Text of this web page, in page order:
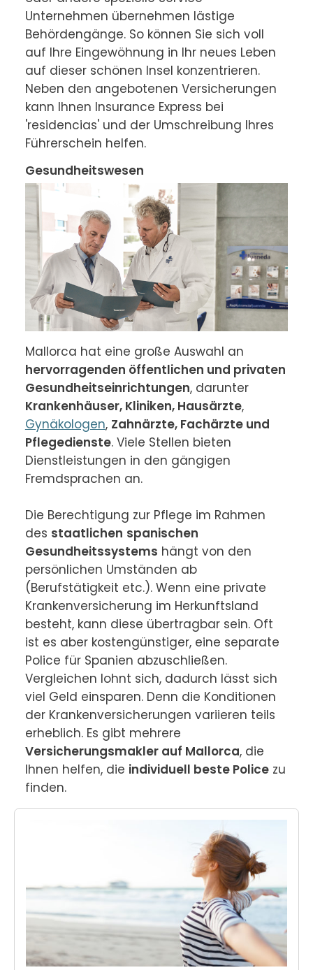
Unternehmen übernehmen lästige
Behördengänge. So können Sie sich voll
auf Ihre Eingewöhnung in Ihr neues Leben
auf dieser schönen Insel konzentrieren.
Neben den angebotenen Versicherungen
kann Ihnen Insurance Express bei
'residencias' und der Umschreibung Ihres
Führerschein helfen.
Gesundheitswesen
hervorragenden öffentlichen und privaten
Gesundheitseinrichtungen
, darunter
Krankenhäuser, Kliniken, Hausärzte,
Gynäkologen, Zahnärzte, Fachärzte und
Pflegedienste. Viele Stellen bieten
Dienstleistungen in den gängigen
Fremdsprachen an.
Die Berechtigung zur Pflege im Rahmen
des staatlichen spanischen
Gesundheitssystems hängt von den
persönlichen Umständen ab
(Berufstätigkeit etc.). Wenn eine private
Krankenversicherung im Herkunftsland
besteht, kann diese übertragbar sein. Oft
ist es aber kostengünstiger, eine separate
Police für Spanien abzuschließen.
Vergleichen lohnt sich, dadurch lässt sich
viel Geld einsparen. Denn die Konditionen
der Krankenversicherungen variieren teils
Versicherungsmakler auf Mallorca, die
Ihnen helfen, die individuell beste Police zu
finden.